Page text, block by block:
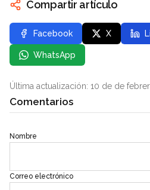
Compartir artículo
Facebook X
WhatsApp
Última actualización: 10 de de
Comentarios
Nombre
Correo electrónico